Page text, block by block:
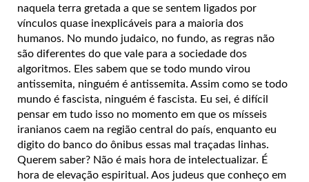
naquela terra gretada a que se sentem ligados por
vínculos quase inexplicáveis para a maioria dos
humanos. No mundo judaico, no fundo, as regras não
são diferentes do que vale para a sociedade dos
algoritmos. Eles sabem que se todo mundo virou
antissemita, ninguém é antissemita. Assim como se todo
mundo é fascista, ninguém é fascista. Eu sei, é difícil
pensar em tudo isso no momento em que os mísseis
iranianos caem na região central do país, enquanto eu
digito do banco do ônibus essas mal traçadas linhas.
Querem saber? Não é mais hora de intelectualizar. É
hora de elevação espiritual. Aos judeus que conheço em